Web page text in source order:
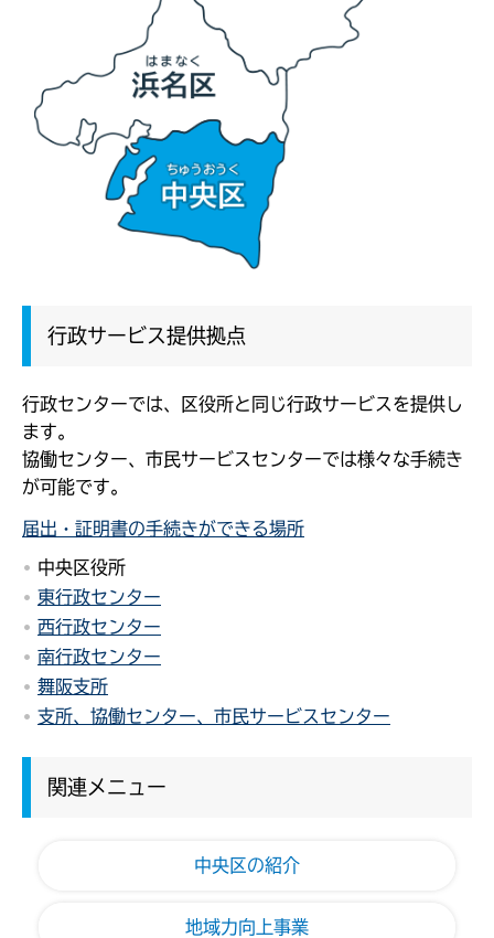
行政サービス提供拠点
行政センターでは、区役所と同じ行政サービスを提供し
ます。
協働センター、市民サービスセンターでは様々な手続き
が可能です。
届出・証明書の手続きができる場所
中央区役所
東行政センター
西行政センター
南行政センター
舞阪支所
支所、協働センター、市民サービスセンター
関連メニュー
中央区の紹介
地域力向上事業